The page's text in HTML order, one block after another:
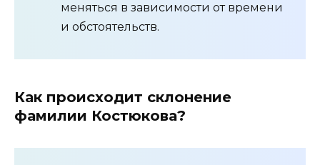
меняться в зависимости от времени
и обстоятельств.
Как происходит склонение
фамилии Костюкова?